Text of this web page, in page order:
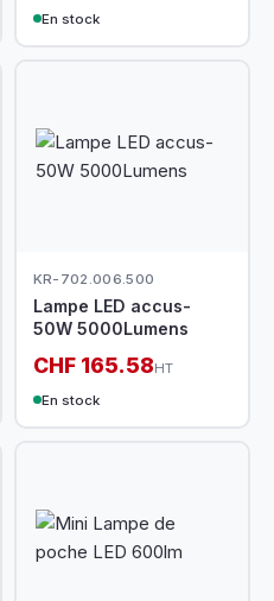
En stock
KR-702.006.500
Lampe LED accus-
50W 5000Lumens
CHF 165.58HT
En stock